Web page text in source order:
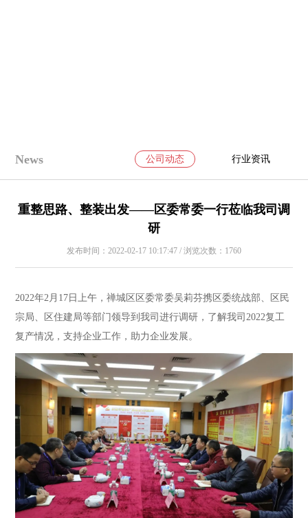
News 公司动态 行业资讯
重整思路、整装出发——区委常委一行莅临我司调
研
发布时间：2022-02-17 10:17:47 / 浏览次数：1760
2022年2月17日上午，禅城区区委常委吴莉芬携区委统战部、区民
宗局、区住建局等部门领导到我司进行调研，了解我司2022复工
复产情况，支持企业工作，助力企业发展。